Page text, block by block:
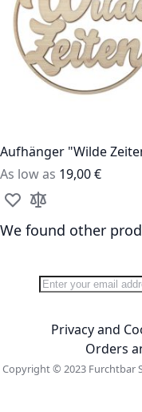
Aufhänger "Wilde
As low as 19,00 €
Add to Wish List
Add to Compare
We found other
NewsletterSign Up for Our
Privacy and
Orders
Copyright © 2023 Furchtbar